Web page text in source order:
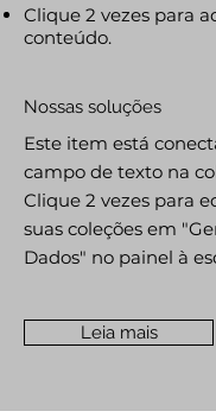
Clique 2 vezes para
conteúdo.
Nossas soluções
Este item está
campo de texto na
Clique 2 vezes para
suas coleções em
Dados" no painel à
Leia mais